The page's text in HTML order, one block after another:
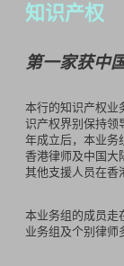
知识产权
第一家获中
本行的知识产权业
识产权界别保持领
年成立后，本业务
香港律师及中国大
其他支援人员在香
本业务组的成员走
业务组及个别律师